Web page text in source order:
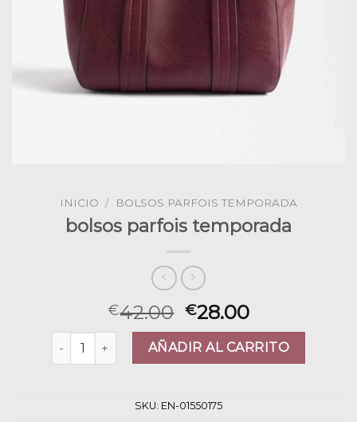
INICIO / BOLSOS PARFOIS TEMPORADA
bolsos parfois temporada
€42.00 €28.00
bolsos parfois temporada cantidad
AÑADIR AL CARRITO
SKU: EN-01550175